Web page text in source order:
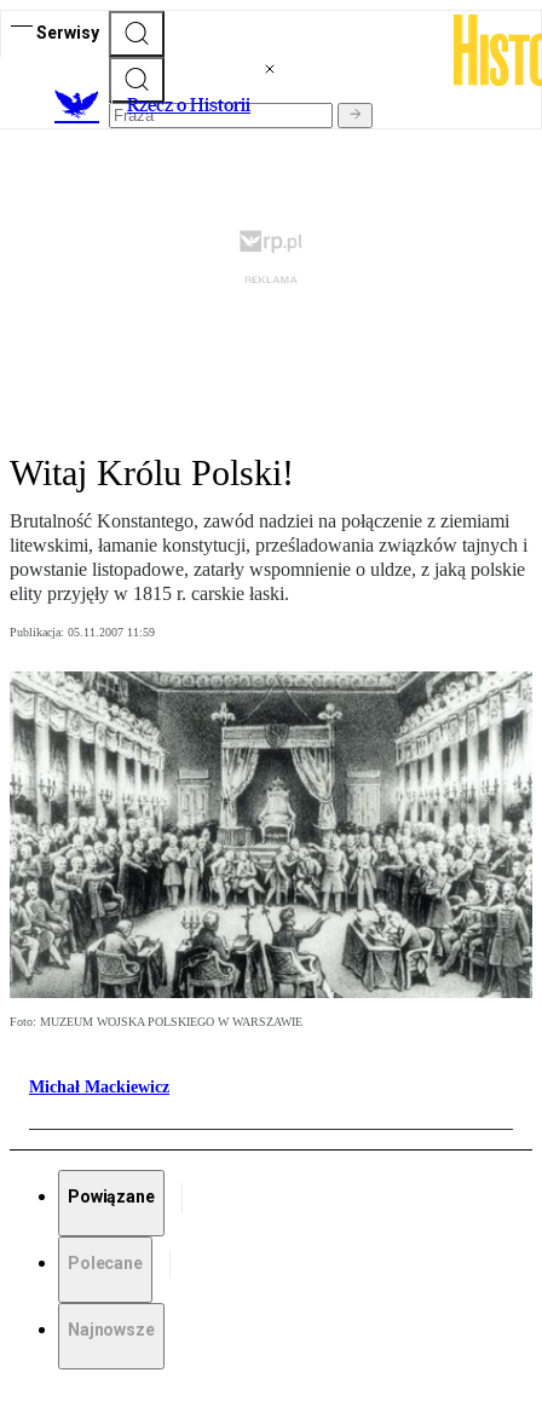
Serwisy
Rzecz o Historii
Witaj Królu Polski!
Brutalność Konstantego, zawód nadziei na połączenie z ziemiami
litewskimi, łamanie konstytucji, prześladowania związków tajnych i
powstanie listopadowe, zatarły wspomnienie o uldze, z jaką polskie
elity przyjęły w 1815 r. carskie łaski.
Publikacja: 05.11.2007 11:59
Foto: MUZEUM WOJSKA POLSKIEGO W WARSZAWIE
Michał Mackiewicz
Powiązane
Polecane
Najnowsze